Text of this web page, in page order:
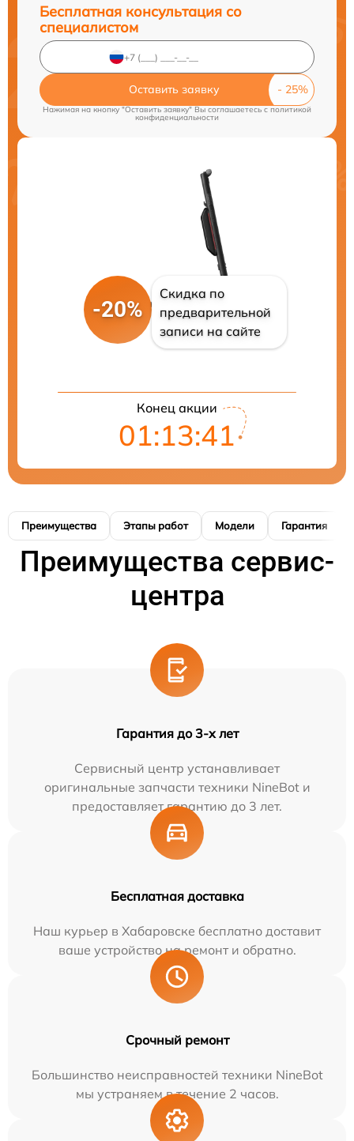
Бесплатная консультация со
специалистом
Оставить заявку
Нажимая на кнопку "Оставить заявку" Вы соглашаетесь c политикой
конфиденциальности
-20%
Скидка по
предварительной
записи на сайте
Конец акции
01:13:40
Преимущества Этапы работ Модели Гарантия
Преимущества сервис-
центра
Гарантия до 3-х лет
Сервисный центр устанавливает
оригинальные запчасти техники NineBot и
предоставляет гарантию до 3 лет.
Бесплатная доставка
Наш курьер в Хабаровске бесплатно доставит
ваше устройство на ремонт и обратно.
Срочный ремонт
Большинство неисправностей техники NineBot
мы устраняем в течение 2 часов.